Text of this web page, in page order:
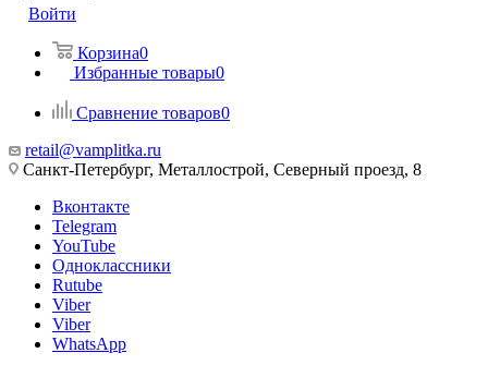
Войти
Корзина0
Избранные товары0
Сравнение товаров0
retail@vamplitka.ru
Санкт-Петербург, Металлострой, Северный проезд, 8
Вконтакте
Telegram
YouTube
Одноклассники
Rutube
Viber
Viber
WhatsApp